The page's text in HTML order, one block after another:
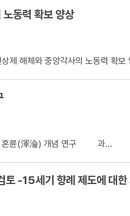
동력 확보 양상
제 해체와 중앙각사의 노동력 확보
의 혼륜(渾淪) 개념 연구 과...
토 -15세기 향례 제도에 대